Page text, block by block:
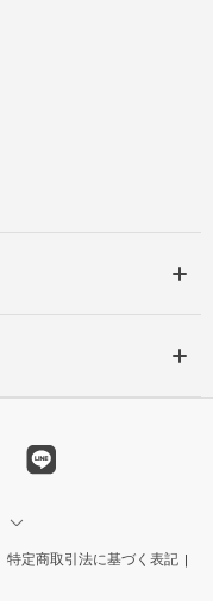
特定商取引法に基づく表記